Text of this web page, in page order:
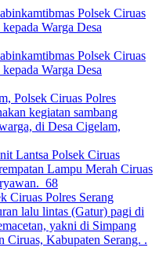
Polsek Ciruas
Warga Desa
Polsek Ciruas
Warga Desa
Polsek Ciruas Polres
kegiatan sambang
di Desa Cigelam,
Lantsa Polsek Ciruas
Lampu Merah Ciruas
68
Ciruas Polres Serang
lalu lintas (Gatur) pagi di
yakni di Simpang
Ciruas, Kabupaten Serang. .